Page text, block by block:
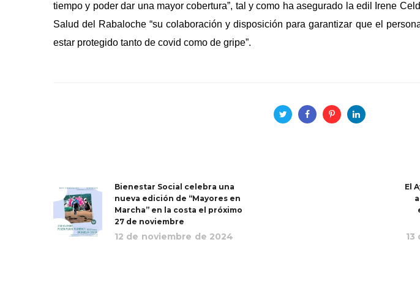
tiempo y poder dar una mayor cobertura”, tal y como ha asegurado la edil Irene
Salud del Rabaloche “su colaboración y disposición para garantizar que el
estar protegido tanto de covid como de gripe”.
Bienestar Social celebra una
nueva edición de “Mayores en
Marcha” en la costa el próximo
27 de noviembre
12 de noviembre de 2024
El
13